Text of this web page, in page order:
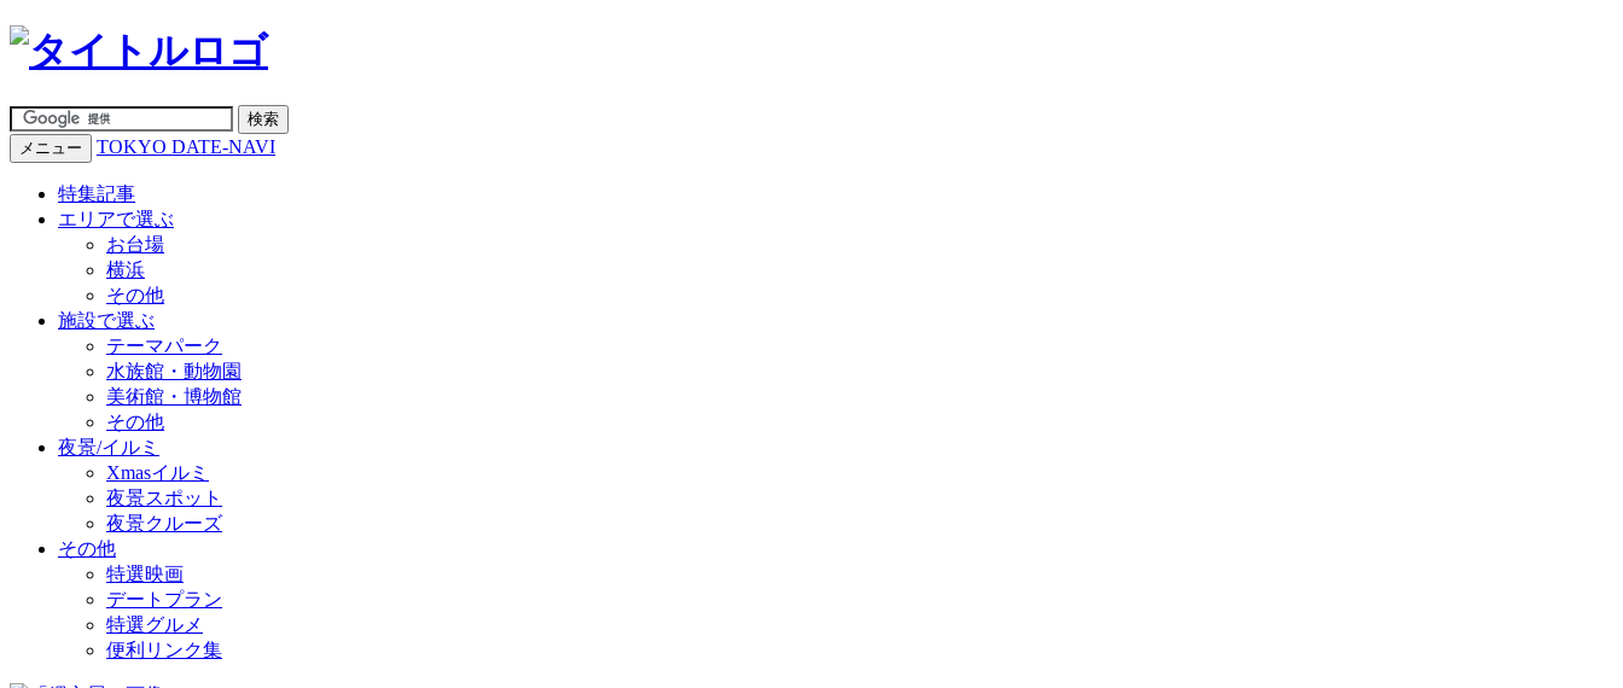
メニュー TOKYO DATE-NAVI
特集記事
エリアで選ぶ
お台場
横浜
その他
施設で選ぶ
テーマパーク
水族館・動物園
美術館・博物館
その他
夜景/イルミ
Xmasイルミ
夜景スポット
夜景クルーズ
その他
特選映画
デートプラン
特選グルメ
便利リンク集